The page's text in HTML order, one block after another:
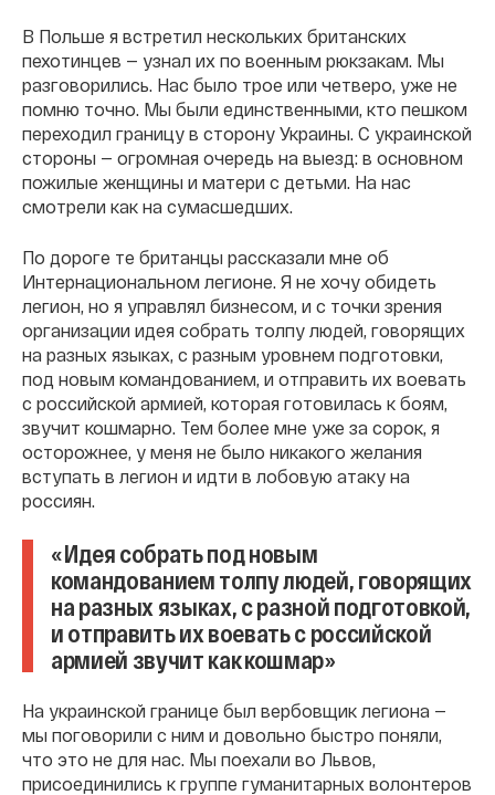
В Польше я встретил нескольких британских
пехотинцев — узнал их по военным рюкзакам. Мы
разговорились. Нас было трое или четверо, уже не
помню точно. Мы были единственными, кто пешком
переходил границу в сторону Украины. С украинской
стороны — огромная очередь на выезд: в основном
пожилые женщины и матери с детьми. На нас
смотрели как на сумасшедших.
По дороге те британцы рассказали мне об
Интернациональном легионе. Я не хочу обидеть
легион, но я управлял бизнесом, и с точки зрения
организации идея собрать толпу людей, говорящих
на разных языках, с разным уровнем подготовки,
под новым командованием, и отправить их воевать
с российской армией, которая готовилась к боям,
звучит кошмарно. Тем более мне уже за сорок, я
осторожнее, у меня не было никакого желания
вступать в легион и идти в лобовую атаку на
россиян.
«Идея собрать под новым
командованием толпу людей, говорящих
на разных языках, с разной подготовкой,
и отправить их воевать с российской
армией звучит как кошмар»
На украинской границе был вербовщик легиона —
мы поговорили с ним и довольно быстро поняли,
что это не для нас. Мы поехали во Львов,
присоединились к группе гуманитарных волонтеров